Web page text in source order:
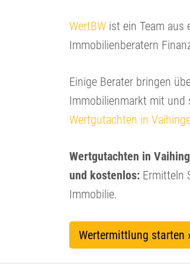
WertBW ist ein Team aus
Immobilienberatern
Einige Berater bringen
Immobilienmarkt mit und
Wertgutachten in
Wertgutachten in
und kostenlos: Ermitteln
Immobilie.
Wertermittlung starten